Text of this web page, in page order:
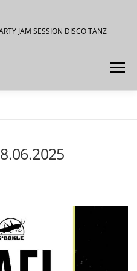
JAM SESSION DISCO TANZ
Menü